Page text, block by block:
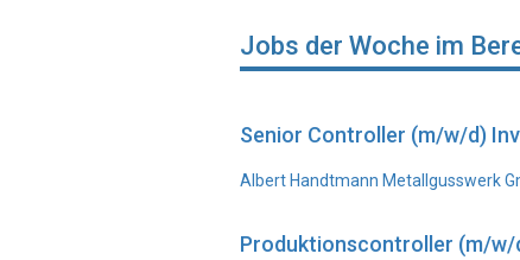
Jobs der Woche im
Senior Controller (m/w/d)
Albert Handtmann Metallgusswerk
Produktionscontroller (m/w/